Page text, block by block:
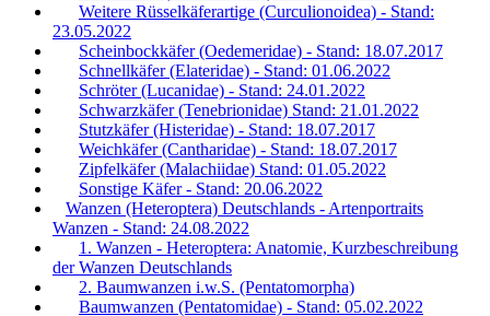
Weitere Rüsselkäferartige (Curculionoidea) - Stand:
23.05.2022
Scheinbockkäfer (Oedemeridae) - Stand: 18.07.2017
Schnellkäfer (Elateridae) - Stand: 01.06.2022
Schröter (Lucanidae) - Stand: 24.01.2022
Schwarzkäfer (Tenebrionidae) Stand: 21.01.2022
Stutzkäfer (Histeridae) - Stand: 18.07.2017
Weichkäfer (Cantharidae) - Stand: 18.07.2017
Zipfelkäfer (Malachiidae) Stand: 01.05.2022
Sonstige Käfer - Stand: 20.06.2022
Wanzen (Heteroptera) Deutschlands - Artenportraits
Wanzen - Stand: 24.08.2022
1. Wanzen - Heteroptera: Anatomie, Kurzbeschreibung
der Wanzen Deutschlands
2. Baumwanzen i.w.S. (Pentatomorpha)
Baumwanzen (Pentatomidae) - Stand: 05.02.2022